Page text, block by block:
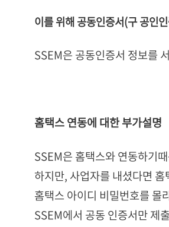
이를 위해 공동인증서(구 공인
SSEM은 공동인증서 정보를
홈택스 연동에 대한 부가설명
SSEM은 홈택스와 연동하기
하지만, 사업자를 내셨다면
홈택스 아이디 비밀번호를 몰
SSEM에서 공동 인증서만 제